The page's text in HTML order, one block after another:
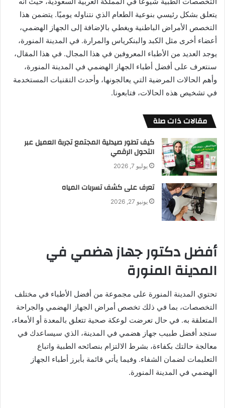
يتعلق بشكل رئيسي بنوعية الطعام الذي نتناوله يوميًا. يتضمن هذا
التخصص الأمراض الباطنية ويغطي بالإضافة إلى الجهاز الهضمي،
أعضاء أخرى مثل الكبد والبنكرياس والمرارة. في المدينة المنورة،
يوجد العديد من الأطباء المعروفين في هذا المجال. في هذا المقال،
سنتعرف على أفضل أطباء الجهاز الهضمي في المدينة المنورة،
وأهم الحالات المرضية التي يعالجونها، وأحدث التقنيات المستخدمة
في تشخيص هذه الحالات، فتابعونا.
مقالات ذات صلة
كيف تطور صيدلية المجتمع تجربة العميل عبر
التحول الرقمي
يوليو 7, 2026
تعرف على كشف تسربات المياه
يونيو 27, 2026
أفضل دكتور جهاز هضمي في
المدينة المنورة
تحتوي المدينة المنورة على مجموعة من أفضل الأطباء في مختلف
التخصصات، بما في ذلك تخصص أمراض الجهاز الهضمي والجراحة
المتعلقة به. في حال تعرضت لوعكة صحية تتعلق بالمعدة أو الأمعاء،
ستجد أفضل طبيب جهاز هضمي في المدينة، الذي سيساعدك في
معالجة حالتك بكفاءة، بشرط الالتزام بنصائحه الطبية واتباع
التعليمات لضمان الشفاء. وفيما يأتي قائمة بأبرز أطباء الجهاز
الهضمي في المدينة المنورة.